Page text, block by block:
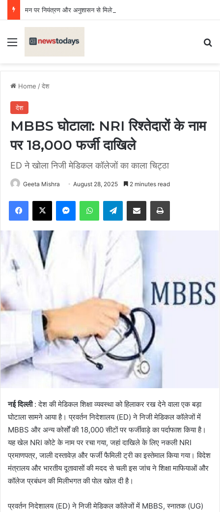
Menu
Home /देश
देश
MBBS घोटाला: NRI रिश्तेदारों के नाम
पर 18,000 फर्जी दाखिले
ED ने खोला निजी मेडिकल कॉलेजों का काला चिट्ठा
Geeta Mishra August 28, 2025 2 minutes read
Facebook
X MessengerWhatsAppTelegramShare via Email Print
नई दिल्ली: देश की मेडिकल शिक्षा व्यवस्था को हिलाकर रख देने वाला एक बड़ा
घोटाला सामने आया है। प्रवर्तन निदेशालय (ED) ने निजी मेडिकल कॉलेजों में
MBBS और अन्य कोर्सों की 18,000 सीटों पर फर्जीवाड़े का पर्दाफाश किया है।
यह खेल NRI कोटे के नाम पर रचा गया, जहां दाखिले के लिए नकली NRI
प्रमाणपत्र, जाली दस्तावेज़ और फर्जी फैमिली ट्री का इस्तेमाल किया गया। विदेश
मंत्रालय और भारतीय दूतावासों की मदद से चली इस जांच ने शिक्षा माफियाओं और
कॉलेज प्रबंधन की मिलीभगत की पोल खोल दी है।
प्रवर्तन निदेशालय (ED) ने निजी मेडिकल कॉलेजों में MBBS, स्नातक (UG)